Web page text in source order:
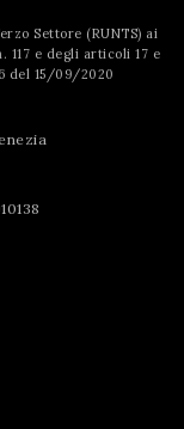
Settore (RUNTS) ai
117 e degli articoli 17 e
del 15/09/2020